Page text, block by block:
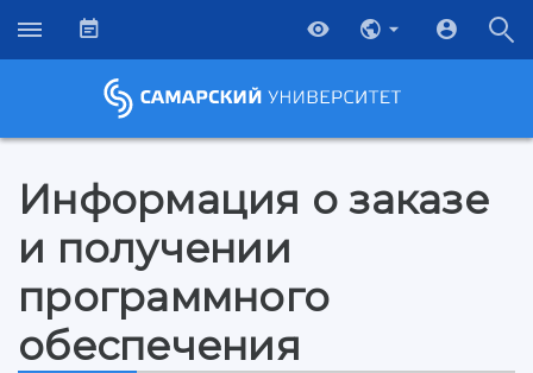
Информация о заказе
и получении
программного
обеспечения